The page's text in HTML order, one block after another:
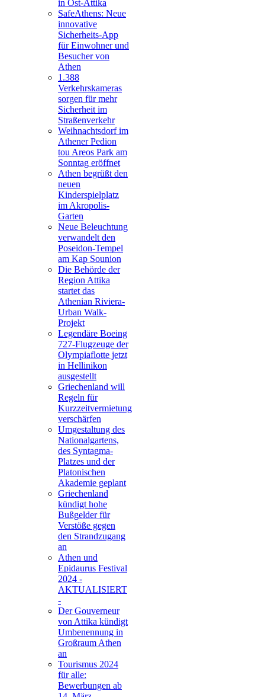
in Ost-Attika
SafeAthens: Neue
innovative
Sicherheits-App
für Einwohner und
Besucher von
Athen
1.388
Verkehrskameras
sorgen für mehr
Sicherheit im
Straßenverkehr
Weihnachtsdorf im
Athener Pedion
tou Areos Park am
Sonntag eröffnet
Athen begrüßt den
neuen
Kinderspielplatz
im Akropolis-
Garten
Neue Beleuchtung
verwandelt den
Poseidon-Tempel
am Kap Sounion
Die Behörde der
Region Attika
startet das
Athenian Riviera-
Urban Walk-
Projekt
Legendäre Boeing
727-Flugzeuge der
Olympiaflotte jetzt
in Hellinikon
ausgestellt
Griechenland will
Regeln für
Kurzzeitvermietung
verschärfen
Umgestaltung des
Nationalgartens,
des Syntagma-
Platzes und der
Platonischen
Akademie geplant
Griechenland
kündigt hohe
Bußgelder für
Verstöße gegen
den Strandzugang
an
Athen und
Epidaurus Festival
2024 -
AKTUALISIERT
-
Der Gouverneur
von Attika kündigt
Umbenennung in
Großraum Athen
an
Tourismus 2024
für alle:
Bewerbungen ab